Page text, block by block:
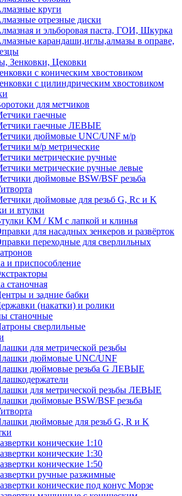
круги
отрезные диски
и эльборовая паста, ГОИ, Шкурка
карандаши,иглы,алмазы в оправе,
Зенковки, Цековки
с коническим хвостовиком
с цилиндрическим хвостовиком
для метчиков
гаечные
гаечные ЛЕВЫЕ
дюймовые UNC/UNF м/р
м/р метрические
метрические ручные
метрические ручные левые
дюймовые BSW/BSF резьба
дюймовые для резьб G, Rc и K
и втулки
КМ / КМ с лапкой и клинья
для насадных зенкеров и развёрток
переходные для сверлильных
и приспособление
станочная
и задние бабки
(накатки) и ролики
станочные
сверлильные
для метрической резьбы
дюймовые UNC/UNF
дюймовые резьба G ЛЕВЫЕ
для метрической резьбы ЛЕВЫЕ
дюймовые BSW/BSF резьба
дюймовые для резьб G, R и K
конические 1:10
конические 1:30
конические 1:50
ручные разжимные
конические под конус Морзе